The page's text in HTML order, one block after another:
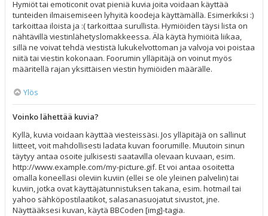
Hymiöt tai emoticonit ovat pieniä kuvia joita voidaan käyttää
tunteiden ilmaisemiseen lyhyitä koodeja käyttämällä. Esimerkiksi :)
tarkoittaa iloista ja :( tarkoittaa surullista. Hymiöiden täysi lista on
nähtävillä viestinlähetyslomakkeessa. Älä käytä hymiöitä liikaa,
sillä ne voivat tehdä viestistä lukukelvottoman ja valvoja voi poistaa
niitä tai viestin kokonaan. Foorumin ylläpitäjä on voinut myös
määritellä rajan yksittäisen viestin hymiöiden määrälle.
Ylös
Voinko lähettää kuvia?
Kyllä, kuvia voidaan käyttää viesteissäsi. Jos ylläpitäjä on sallinut
liitteet, voit mahdollisesti ladata kuvan foorumille. Muutoin sinun
täytyy antaa osoite julkisesti saatavilla olevaan kuvaan, esim.
http://www.example.com/my-picture.gif. Et voi antaa osoitetta
omalla koneellasi oleviin kuviin (ellei se ole yleinen palvelin) tai
kuviin, jotka ovat käyttäjätunnistuksen takana, esim. hotmail tai
yahoo sähköpostilaatikot, salasanasuojatut sivustot, jne.
Näyttääksesi kuvan, käytä BBCoden [img]-tagia.